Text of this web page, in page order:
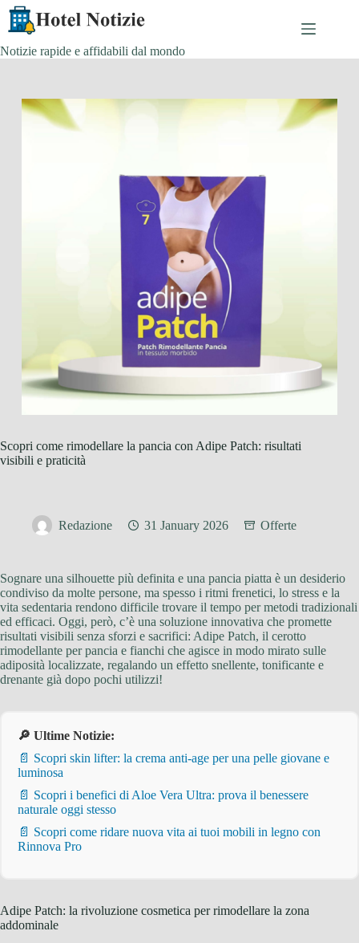
Skip
content
Notizie rapide e affidabili dal mondo
Scopri come rimodellare la pancia con Adipe Patch: risultati
visibili e praticità
Redazione 31 January 2026 Offerte
Sognare una silhouette più definita e una pancia piatta è un desiderio
condiviso da molte persone, ma spesso i ritmi frenetici, lo stress e la
vita sedentaria rendono difficile trovare il tempo per metodi tradizionali
ed efficaci. Oggi, però, c’è una soluzione innovativa che promette
risultati visibili senza sforzi e sacrifici: Adipe Patch, il cerotto
rimodellante per pancia e fianchi che agisce in modo mirato sulle
adiposità localizzate, regalando un effetto snellente, tonificante e
drenante già dopo pochi utilizzi!
🔎 Ultime Notizie:
📄 Scopri skin lifter: la crema anti-age per una pelle giovane e
luminosa
📄 Scopri i benefici di Aloe Vera Ultra: prova il benessere
naturale oggi stesso
📄 Scopri come ridare nuova vita ai tuoi mobili in legno con
Rinnova Pro
Adipe Patch: la rivoluzione cosmetica per rimodellare la zona
addominale